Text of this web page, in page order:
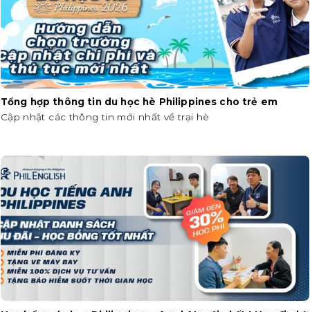
Tổng hợp thông tin du học hè Philippines cho trẻ em
Cập nhật các thông tin mới nhất về trại hè